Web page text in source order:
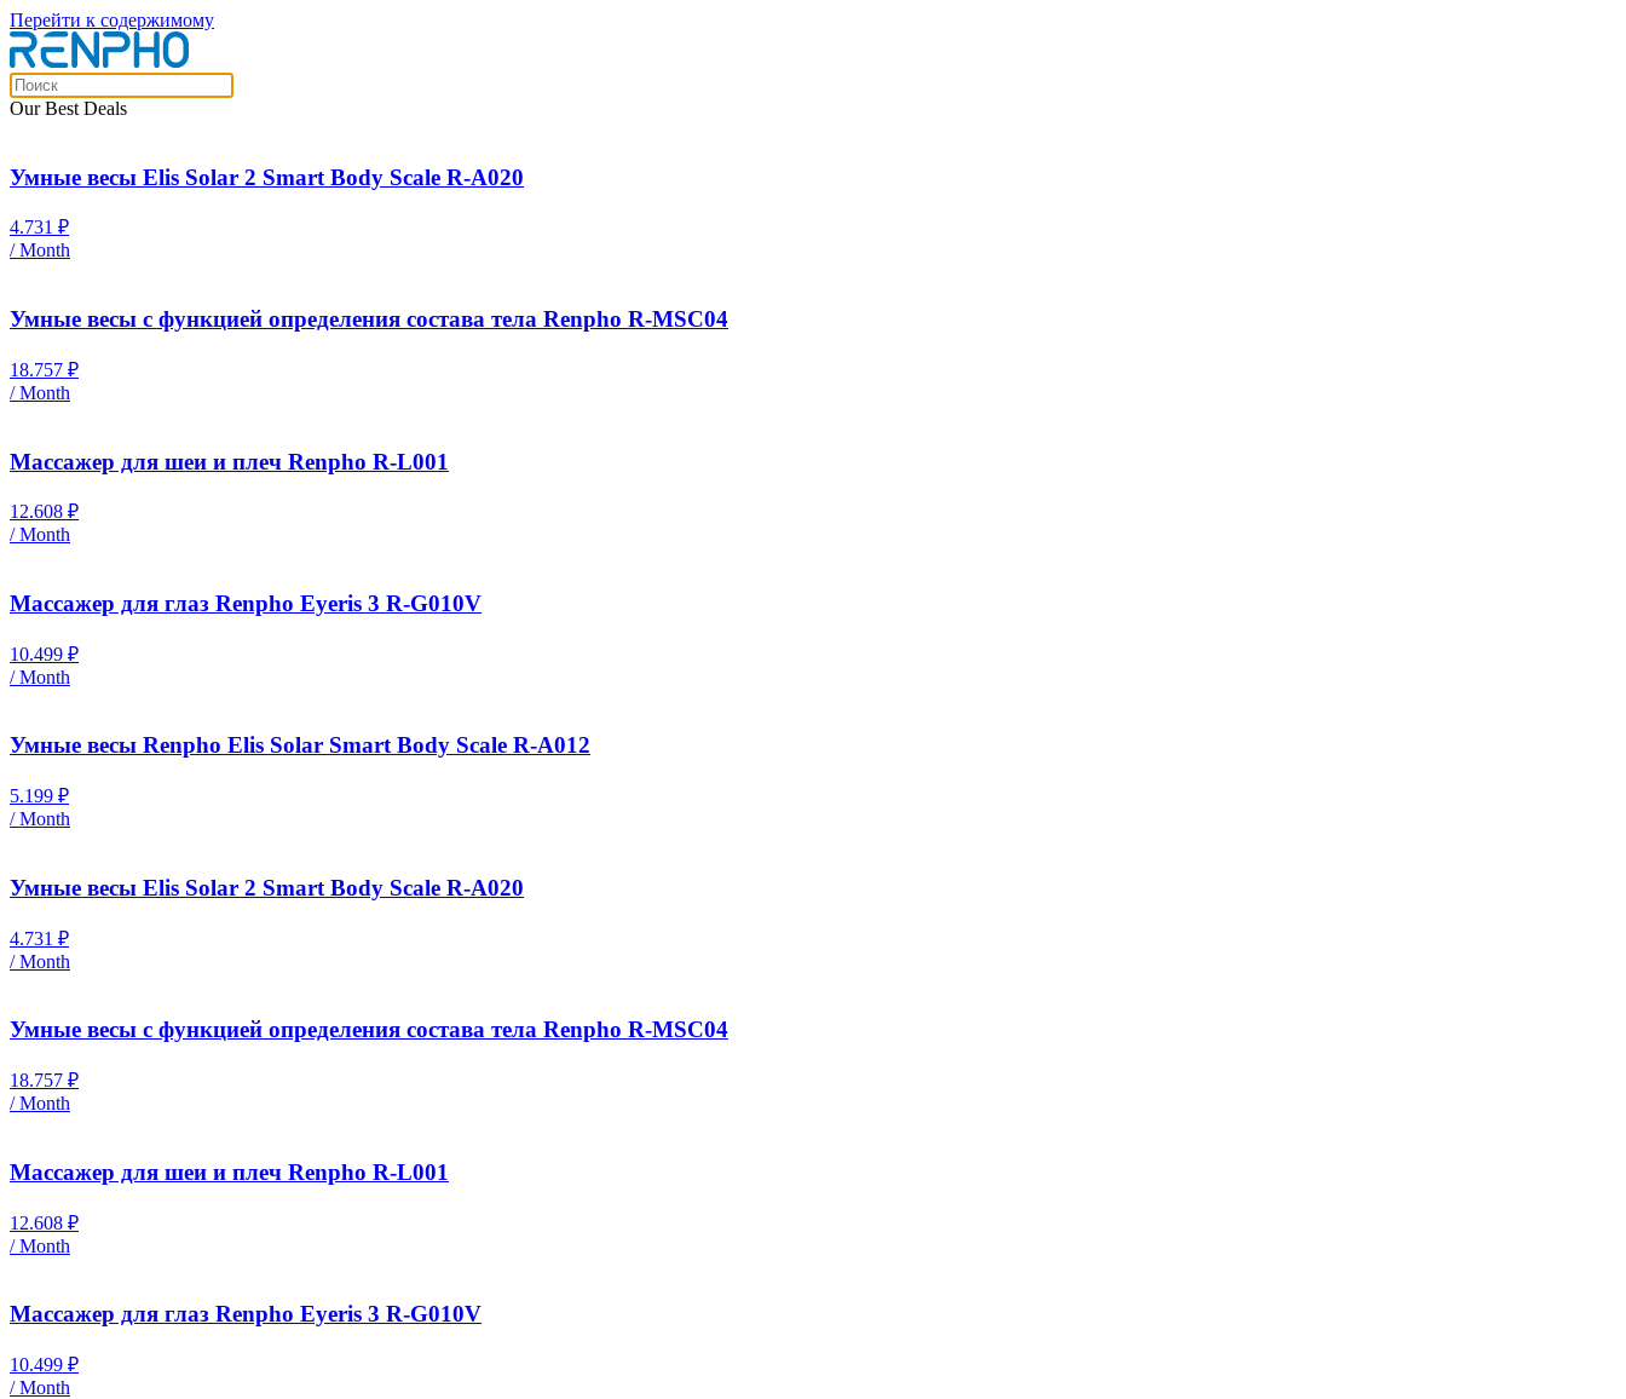
Перейти к содержимому
Our Best Deals
Умные весы Elis Solar 2 Smart Body Scale R-A020
4.731 ₽
/ Month
Умные весы с функцией определения состава тела Renpho R-MSC04
18.757 ₽
/ Month
Массажер для шеи и плеч Renpho R-L001
12.608 ₽
/ Month
Массажер для глаз Renpho Eyeris 3 R-G010V
10.499 ₽
/ Month
Умные весы Renpho Elis Solar Smart Body Scale R-A012
5.199 ₽
/ Month
Умные весы Elis Solar 2 Smart Body Scale R-A020
4.731 ₽
/ Month
Умные весы с функцией определения состава тела Renpho R-MSC04
18.757 ₽
/ Month
Массажер для шеи и плеч Renpho R-L001
12.608 ₽
/ Month
Массажер для глаз Renpho Eyeris 3 R-G010V
10.499 ₽
/ Month